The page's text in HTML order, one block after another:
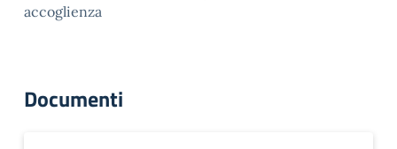
accoglienza
Documenti